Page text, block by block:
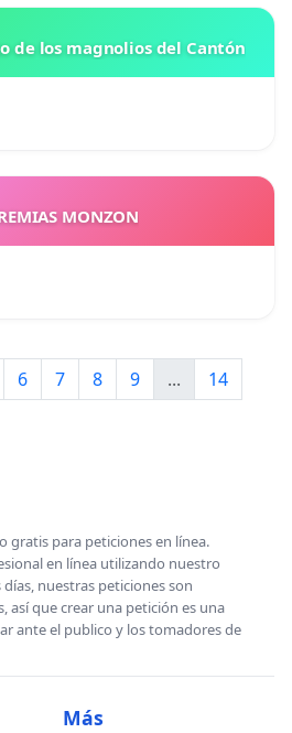
de los magnolios del Cantón
MONZON
6 7 8 9 ...
14
gratis para peticiones en línea.
en línea utilizando nuestro
nuestras peticiones son
así que crear una petición es una
ante el publico y los tomadores de
Más